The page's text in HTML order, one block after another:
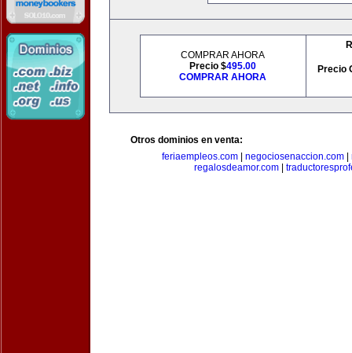
COMPRAR AHORA
Precio $495.00
COMPRAR AHORA
Precio
Otros dominios en venta:
feriaempleos.com
negociosenaccion.com
regalosdeamor.com